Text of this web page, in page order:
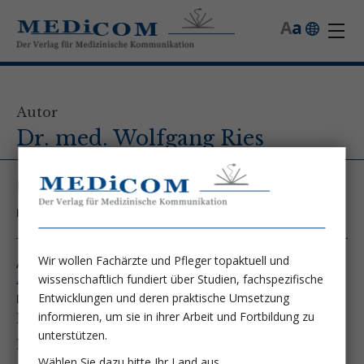
a
A
Autor
Dr. med. Wolfgang Ries
DIAKO Flensburg, Klinik für Innere Medizin
Kontakt unter:
Autor von folgenden Artikeln:
Ausgabe 6/19
Die CRP-Apherese:
Eine neue Therapiemöglichkeit bei
Inflammation
Wir wollen Fachärzte und Pfleger topaktuell und
wissenschaftlich fundiert über Studien, fachspezifische
Entwicklungen und deren praktische Umsetzung
informieren, um sie in ihrer Arbeit und Fortbildung zu
unterstützen.